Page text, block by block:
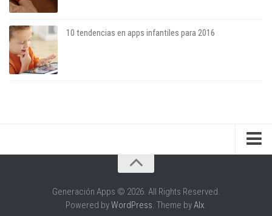
10 tendencias en apps infantiles para 2016
Sobre el autor
Apariciones en medios
Generación Apps © 2026. All Rights Reserved.
Powered byWordPress. Theme byAlx.